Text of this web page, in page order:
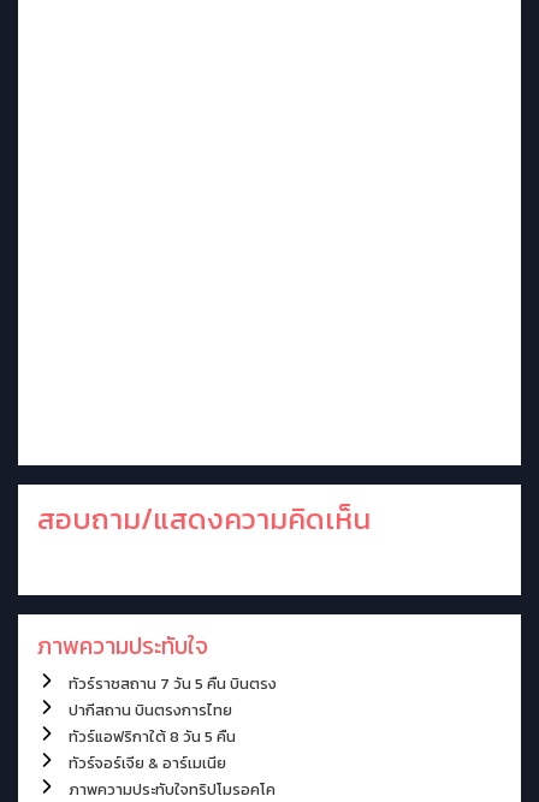
สอบถาม/แสดงความคิดเห็น
ภาพความประทับใจ
ทัวร์ราชสถาน 7 วัน 5 คืน บินตรง
ปากีสถาน บินตรงการไทย
ทัวร์แอฟริกาใต้ 8 วัน 5 คืน
ทัวร์จอร์เจีย & อาร์เมเนีย
ภาพความประทับใจทริปโมรอคโค